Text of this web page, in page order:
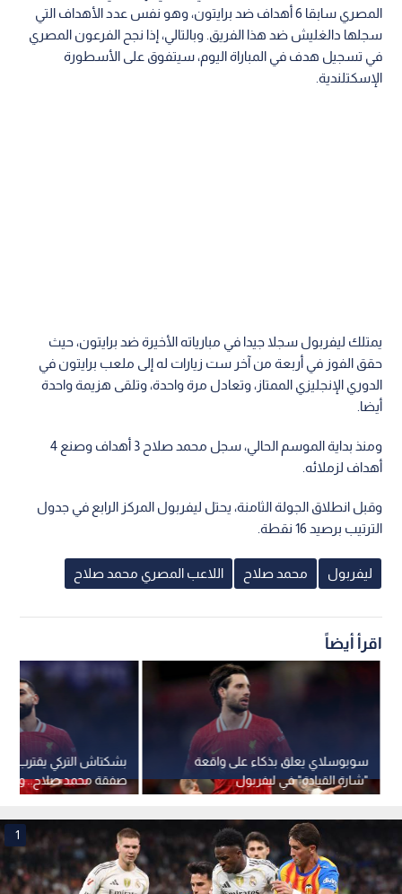
المصري سابقا 6 أهداف ضد برايتون، وهو نفس عدد الأهداف التي
سجلها دالغليش ضد هذا الفريق. وبالتالي، إذا نجح الفرعون المصري
في تسجيل هدف في المباراة اليوم، سيتفوق على الأسطورة
الإسكتلندية.
يمتلك ليفربول سجلا جيدا في مبارياته الأخيرة ضد برايتون، حيث
حقق الفوز في أربعة من آخر ست زيارات له إلى ملعب برايتون في
الدوري الإنجليزي الممتاز، وتعادل مرة واحدة، وتلقى هزيمة واحدة
أيضا.
ومنذ بداية الموسم الحالي، سجل محمد صلاح 3 أهداف وصنع 4
أهداف لزملائه.
وقبل انطلاق الجولة الثامنة، يحتل ليفربول المركز الرابع في جدول
الترتيب برصيد 16 نقطة.
ليفربول محمد صلاح اللاعب المصري محمد صلاح
اقرأ أيضاً
بشكتاش التركي يقترب
صفقة محمد صلاح..
حاسمة حول المزايا
سوبوسلاي يعلق بذكاء على واقعة
"شارة القيادة" في ليفربول
1